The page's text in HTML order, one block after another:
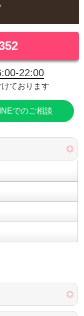
22:00
ております
でのご相談